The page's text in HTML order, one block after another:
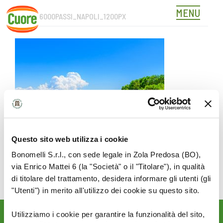
Questo sito web utilizza i cookie
Bonomelli S.r.l., con sede legale in Zola Predosa (BO),
via Enrico Mattei 6 (la "Società" o il "Titolare"), in qualità
di titolare del trattamento, desidera informare gli utenti (gli
"Utenti") in merito all'utilizzo dei cookie su questo sito.
Utilizziamo i cookie per garantire la funzionalità del sito,
Skip
content
MENU
COVER_6000PASSI_NAPOLI_1200PX